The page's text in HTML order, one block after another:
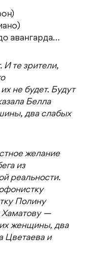
авангарда…
И те зрители,
не будет. Будут
Белла
два слабых
желание
из
реальности.
Полину
Хаматову —
женщины, два
Цветаева и